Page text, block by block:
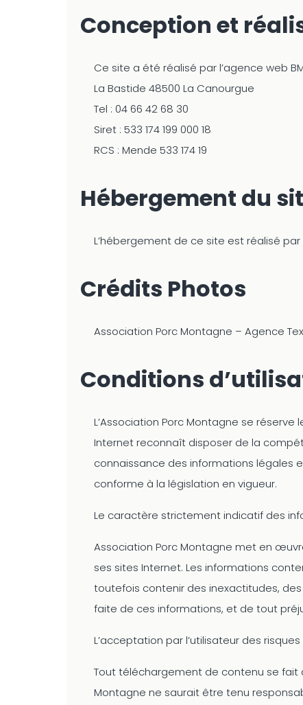
Conception et
Ce site a été réalisé par l’agence web
La Bastide 48500 La Canourgue
Tel : 04 66 42 68 30
Siret : 533 174 199 000 18
RCS : Mende 533 174 19
Hébergement du
L’hébergement de ce site est réalisé
Crédits Photos
Association Porc Montagne – Agence
Conditions
L’Association Porc Montagne se
Internet reconnaît disposer de la
connaissance des informations légales
conforme à la législation en vigueur.
Le caractère strictement indicatif des
Association Porc Montagne met en
ses sites Internet. Les informations
toutefois contenir des inexactitudes, des
faite de ces informations, et de tout
L’acceptation par l’utilisateur des
Tout téléchargement de contenu se fait
Montagne ne saurait être tenu